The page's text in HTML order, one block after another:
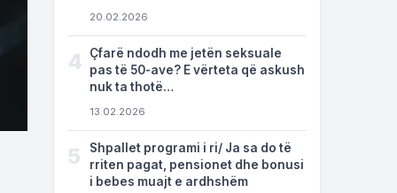
20.02.2026
4
Çfarë ndodh me jetën seksuale
pas të 50-ave? E vërteta që askush
nuk ta thotë…
13.02.2026
5
Shpallet programi i ri/ Ja sa do të
rriten pagat, pensionet dhe bonusi
i bebes muajt e ardhshëm